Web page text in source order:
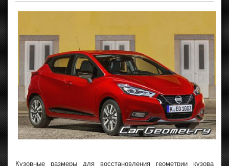
Кузовные размеры для восстановления геометрии кузова